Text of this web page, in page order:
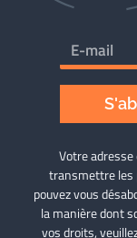
Votre
transmettre les
pouvez vous
la manière dont
vos droits,